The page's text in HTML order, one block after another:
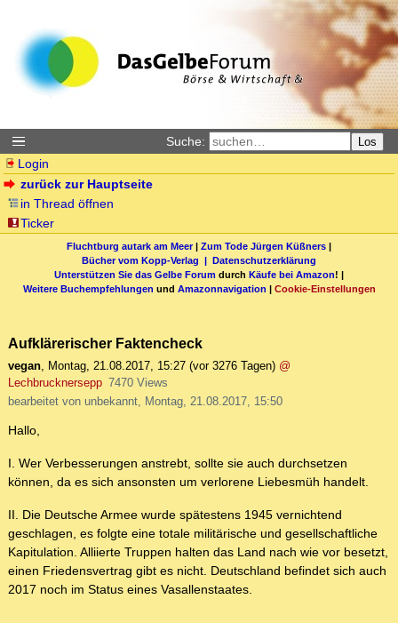
Suche: Los
Login
zurück zur Hauptseite
in Thread öffnen
Ticker
Fluchtburg autark am Meer| Zum Tode Jürgen Küßners |
Bücher vom Kopp-Verlag | Datenschutzerklärung
Unterstützen Sie das Gelbe Forum durch Käufe bei Amazon! |
Weitere Buchempfehlungen und Amazonnavigation | Cookie-Einstellungen
Aufklärerischer Faktencheck
vegan, Montag, 21.08.2017, 15:27 (vor 3276 Tagen) @
Lechbrucknersepp 7470 Views
bearbeitet von unbekannt, Montag, 21.08.2017, 15:50
Hallo,
I. Wer Verbesserungen anstrebt, sollte sie auch durchsetzen
können, da es sich ansonsten um verlorene Liebesmüh handelt.
II. Die Deutsche Armee wurde spätestens 1945 vernichtend
geschlagen, es folgte eine totale militärische und gesellschaftliche
Kapitulation. Alliierte Truppen halten das Land nach wie vor besetzt,
einen Friedensvertrag gibt es nicht. Deutschland befindet sich auch
2017 noch im Status eines Vasallenstaates.